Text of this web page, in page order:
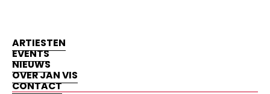
ARTIESTEN
EVENTS
NIEUWS
OVER JAN VIS
CONTACT